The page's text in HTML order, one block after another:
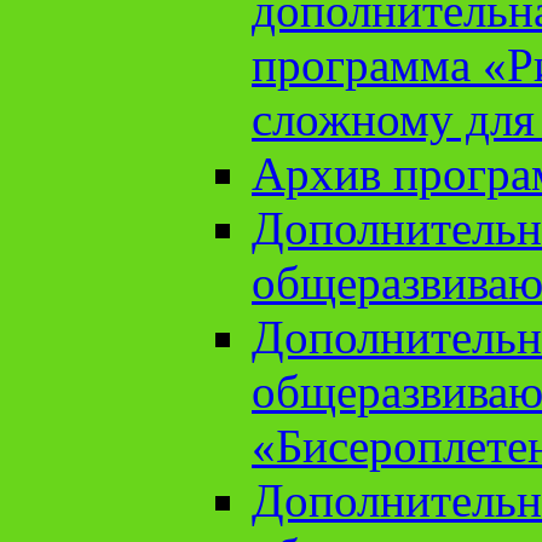
программа
сложному
Архив